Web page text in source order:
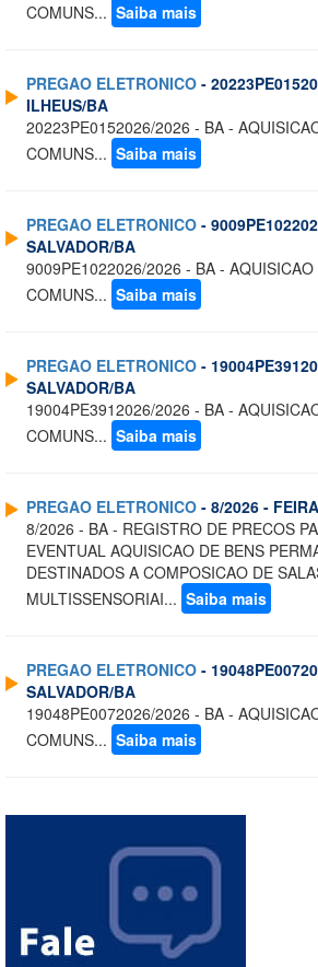
COMUNS... Saiba mais
PREGAO ELETRONICO -
ILHEUS/BA
20223PE0152026/2026 - BA -
COMUNS... Saiba mais
PREGAO ELETRONICO -
SALVADOR/BA
9009PE1022026/2026 - BA - AQUISICAO
COMUNS... Saiba mais
PREGAO ELETRONICO -
SALVADOR/BA
19004PE3912026/2026 - BA -
COMUNS... Saiba mais
PREGAO ELETRONICO - 8/2026 -
8/2026 - BA - REGISTRO DE PRECOS
EVENTUAL AQUISICAO DE BENS
DESTINADOS A COMPOSICAO DE
MULTISSENSORIAI... Saiba mais
PREGAO ELETRONICO -
SALVADOR/BA
19048PE0072026/2026 - BA -
COMUNS... Saiba mais